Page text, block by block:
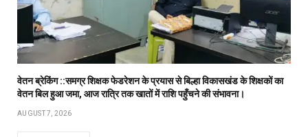
वेतन ब्रेकिंग ::समग्र शिक्षक फेडरेशन के प्रयास से बिल्हा विकासखंड के शिक्षकों का
वेतन बिल हुआ जमा, आज रात्रि तक खातों में राशि पहुँचने की संभावना।
AUGUST 7, 2026